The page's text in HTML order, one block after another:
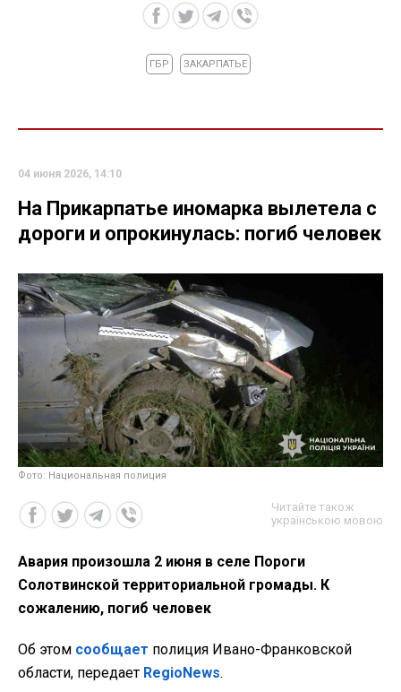
ГБР ЗАКАРПАТЬЕ
04 июня 2026, 14:10
На Прикарпатье иномарка вылетела с
дороги и опрокинулась: погиб человек
Фото: Национальная полиция
Читайте також
українською мовою
Авария произошла 2 июня в селе Пороги
Солотвинской территориальной громады. К
сожалению, погиб человек
Об этом сообщает полиция Ивано-Франковской
области, передает RegioNews.